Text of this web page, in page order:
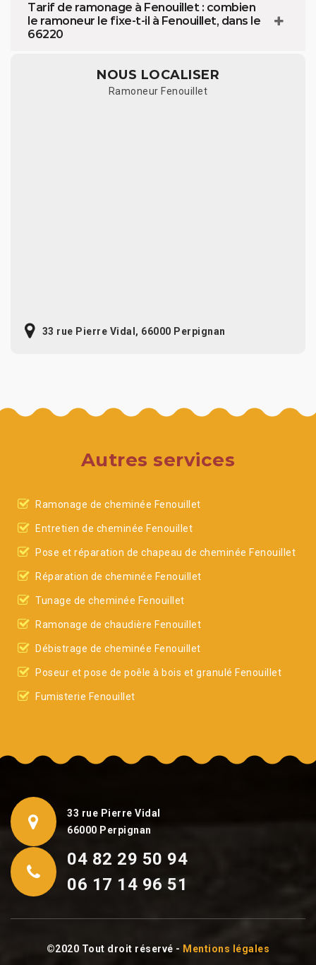
Tarif de ramonage à Fenouillet : combien
le ramoneur le fixe-t-il à Fenouillet, dans le
66220
NOUS LOCALISER
Ramoneur Fenouillet
33 rue Pierre Vidal, 66000 Perpignan
Autres services
Ramonage de cheminée Fenouillet
Entretien de cheminée Fenouillet
Pose et réparation de chapeau de cheminée Fenouillet
Réparation de cheminée Fenouillet
Tunage de cheminée Fenouillet
Ramonage de chaudière Fenouillet
Débistrage de cheminée Fenouillet
Poseur et pose de poêle à bois et granulé Fenouillet
Fumisterie Fenouillet
33 rue Pierre Vidal
66000 Perpignan
04 82 29 50 94
06 17 14 96 51
©2020 Tout droit réservé - Mentions légales